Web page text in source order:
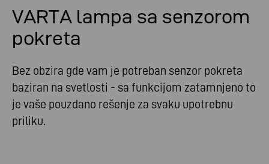
VARTA lampa sa senzorom
pokreta
Bez obzira gde vam je potreban senzor pokreta
baziran na svetlosti - sa funkcijom zatamnjeno to
je vaše pouzdano rešenje za svaku upotrebnu
priliku.